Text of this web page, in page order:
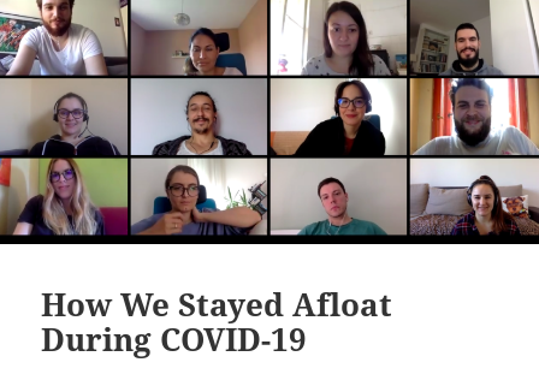
How We Stayed Afloat
During COVID-19